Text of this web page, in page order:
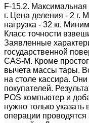
F-15.2. Максимальная
г. Цена деления - 2 г.
нагрузка - 32 кг.
Класс точности
Заявленные
государственной
CAS-M. Кроме
вычета массы тары.
на столе кассира.
покупателей.
POS компьютер и
нужно только
операции